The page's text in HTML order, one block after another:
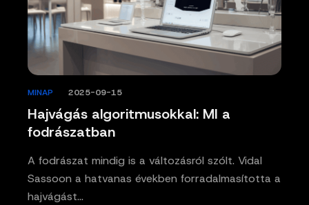
Hajvágás algoritmusokkal: MI a
fodrászatban
MINAP 2025-09-15
A fodrászat mindig is a változásról szólt. Vidal
Sassoon a hatvanas években forradalmasította a
hajvágást…